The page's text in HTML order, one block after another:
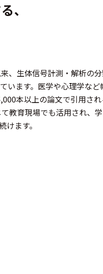
、
、生体信号計測・解析の
います。医学や心理学な
本以上の論文で引用さ
教育現場でも活用され、
ます。